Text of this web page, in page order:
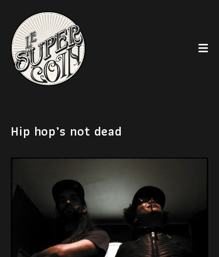
Hip hop’s not dead